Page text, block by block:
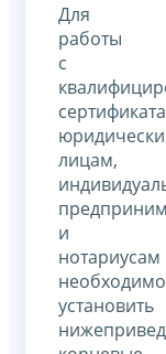
Для
работы
с
лицам,
и
нотариусам
необходимо
установить